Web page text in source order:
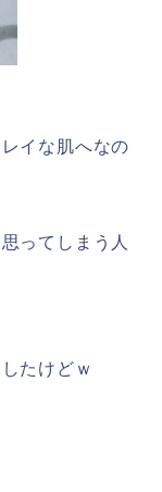
イな肌へなの
ってしまう人
たけどｗ